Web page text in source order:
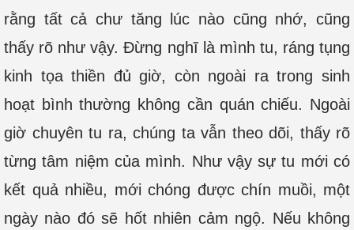
rằng tất cả chư tăng lúc nào cũng nhớ, cũng
thấy rõ như vậy. Đừng nghĩ là mình tu, ráng tụng
kinh tọa thiền đủ giờ, còn ngoài ra trong sinh
hoạt bình thường không cần quán chiếu. Ngoài
giờ chuyên tu ra, chúng ta vẫn theo dõi, thấy rõ
từng tâm niệm của mình. Như vậy sự tu mới có
kết quả nhiều, mới chóng được chín muồi, một
ngày nào đó sẽ hốt nhiên cảm ngộ. Nếu không